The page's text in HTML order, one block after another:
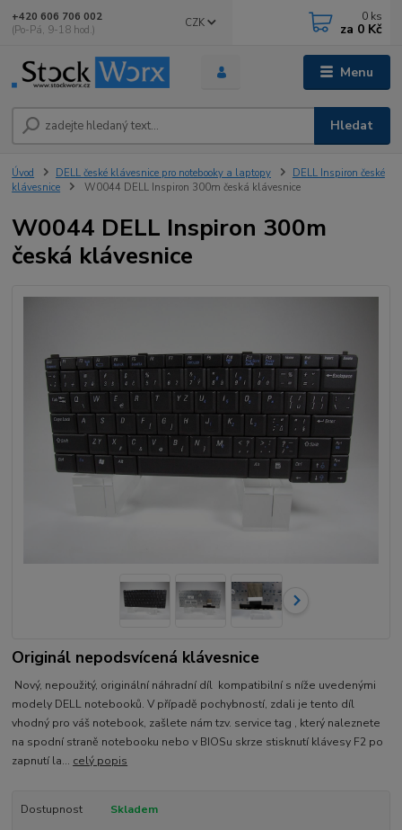
Menu
CZK
Hledat
+420 606 706 002
(Po-Pá, 9-18 hod.)
0 ks
za 0 Kč
Úvod DELL české klávesnice pro notebooky a laptopy
DELL Inspiron české
klávesnice
W0044 DELL Inspiron 300m česká klávesnice
W0044 DELL Inspiron 300m
česká klávesnice
Originál nepodsvícená klávesnice
Nový, nepoužitý, originální náhradní díl kompatibilní s níže uvedenými
modely DELL notebooků. V případě pochybností, zdali je tento díl
vhodný pro váš notebook, zašlete nám tzv. service tag , který naleznete
na spodní straně notebooku nebo v BIOSu skrze stisknutí klávesy F2 po
zapnutí la... celý popis
Dostupnost Skladem